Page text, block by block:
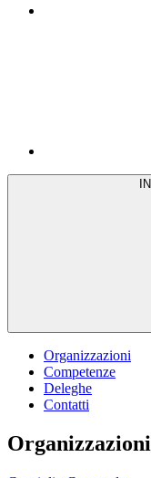
Organizzazioni
Competenze
Deleghe
Contatti
Organizzazioni